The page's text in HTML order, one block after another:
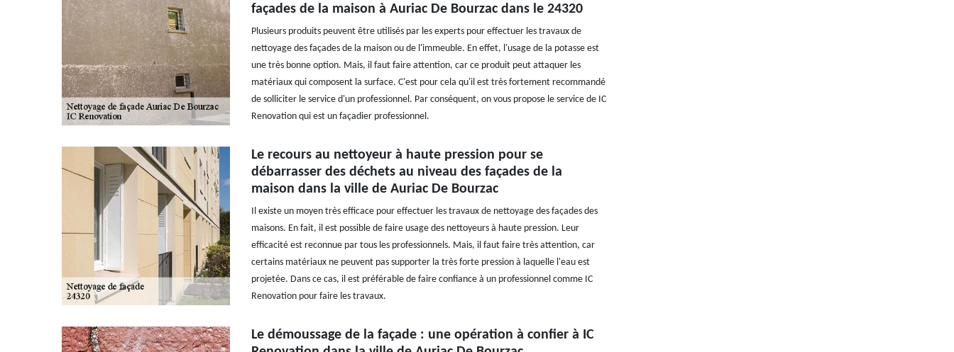
façades de la maison à Auriac De Bourzac dans le 24320
Plusieurs produits peuvent être utilisés par les experts pour effectuer les travaux de
nettoyage des façades de la maison ou de l'immeuble. En effet, l'usage de la potasse est
une très bonne option. Mais, il faut faire attention, car ce produit peut attaquer les
matériaux qui composent la surface. C'est pour cela qu'il est très fortement recommandé
de solliciter le service d'un professionnel. Par conséquent, on vous propose le service de IC
Renovation qui est un façadier professionnel.
Le recours au nettoyeur à haute pression pour se
débarrasser des déchets au niveau des façades de la
maison dans la ville de Auriac De Bourzac
Il existe un moyen très efficace pour effectuer les travaux de nettoyage des façades des
maisons. En fait, il est possible de faire usage des nettoyeurs à haute pression. Leur
efficacité est reconnue par tous les professionnels. Mais, il faut faire très attention, car
certains matériaux ne peuvent pas supporter la très forte pression à laquelle l'eau est
projetée. Dans ce cas, il est préférable de faire confiance à un professionnel comme IC
Renovation pour faire les travaux.
Le démoussage de la façade : une opération à confier à IC